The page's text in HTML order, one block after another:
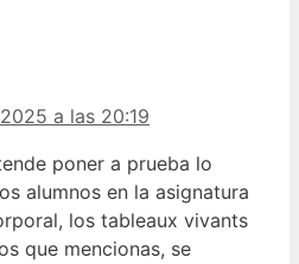
a las 20:19
poner a prueba lo
alumnos en la asignatura
los tableaux vivants
que mencionas, se